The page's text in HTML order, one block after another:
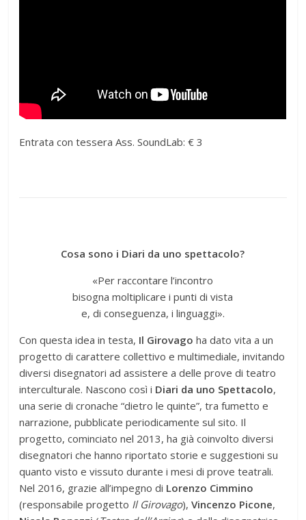
Entrata con tessera Ass. SoundLab: € 3
Cosa sono i Diari da uno spettacolo?
«Per raccontare l’incontro
bisogna moltiplicare i punti di vista
e, di conseguenza, i linguaggi».
Con questa idea in testa, Il Girovago ha dato vita a un
progetto di carattere collettivo e multimediale, invitando
diversi disegnatori ad assistere a delle prove di teatro
interculturale. Nascono così i Diari da uno Spettacolo,
una serie di cronache “dietro le quinte”, tra fumetto e
narrazione, pubblicate periodicamente sul sito. Il
progetto, cominciato nel 2013, ha già coinvolto diversi
disegnatori che hanno riportato storie e suggestioni su
quanto visto e vissuto durante i mesi di prove teatrali.
Nel 2016, grazie all’impegno di Lorenzo Cimmino
(responsabile progetto Il Girovago),Vincenzo Picone,